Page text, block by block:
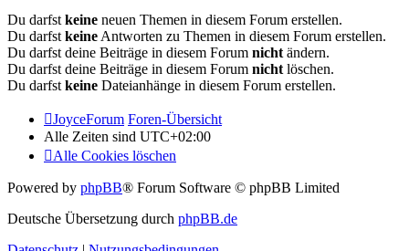
Du darfst keine neuen Themen in diesem Forum erstellen.
Du darfst keine Antworten zu Themen in diesem Forum erstellen.
Du darfst deine Beiträge in diesem Forum nicht ändern.
Du darfst deine Beiträge in diesem Forum nicht löschen.
Du darfst keine Dateianhänge in diesem Forum erstellen.
JoyceForum Foren-Übersicht
Alle Zeiten sind UTC+02:00
Alle Cookies löschen
Powered by phpBB® Forum Software © phpBB Limited
Deutsche Übersetzung durch phpBB.de